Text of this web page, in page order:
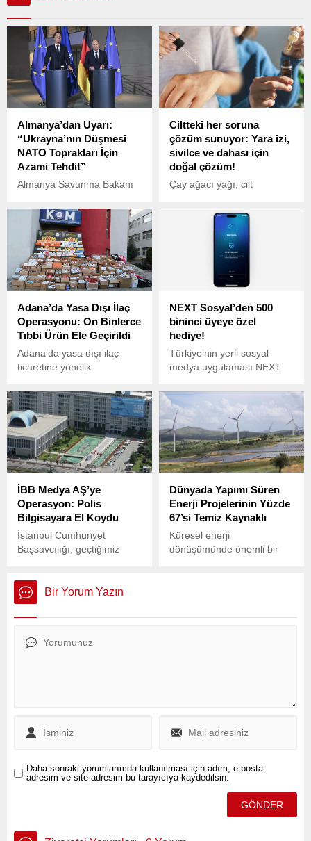
Almanya’dan Uyarı:
“Ukrayna’nın Düşmesi
NATO Toprakları İçin
Azami Tehdit”
Almanya Savunma Bakanı
Rusya karşısında savaşı
kaybetmesinin yalnızca
bölge için değil, NATO
toprakları ve komşu ülkeler
için de ciddi bir tehdit
oluşturacağını vurguladı.
Ciltteki her soruna
çözüm sunuyor: Yara izi,
sivilce ve dahası için
doğal çözüm!
Çay ağacı yağı, cilt
sunarak sivilce, yara ve
iltihapları hızla iyileştiriyor.
Bu mucizevi yağın sağladığı
faydaları keşfedin ve
Adana’da Yasa Dışı İlaç
Operasyonu: On Binlerce
Tıbbi Ürün Ele Geçirildi
Adana’da yasa dışı ilaç
ticaretine yönelik
on binlerce tıbbi ürüne el
konuldu. Adana Emniyet
Müdürlüğü Kaçakçılık ve
Organize Suçlarla Mücadele
(KOM) Şube Müdürlüğü
ekipleri, Seyhan ilçesindeki
yasa dışı yollarla
depolanmış ilaçlar
bulunduğunu tespit etti.
NEXT Sosyal’den 500
bininci üyeye özel
hediye!
Türkiye’nin yerli sosyal
medya uygulaması NEXT
özel hediye verileceğini
duyurdu.
İBB Medya AŞ’ye
Operasyon: Polis
Bilgisayara El Koydu
İstanbul Cumhuriyet
Başsavcılığı, geçtiğimiz
Medya AŞ’nin ihaleleriyle
ilgili soruşturma başlattı.
Dünyada Yapımı Süren
Enerji Projelerinin Yüzde
67’si Temiz Kaynaklı
Küresel enerji
dönüşümünde önemli bir
oluşturuyor.
Bir Yorum Yazın
Daha sonraki yorumlarımda kullanılması için adım, e-posta
adresim ve site adresim bu tarayıcıya kaydedilsin.